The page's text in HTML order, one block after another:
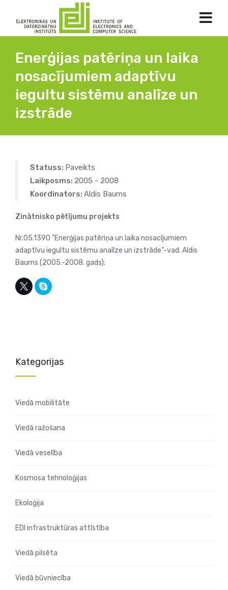
Enerģijas patēriņa un laika
nosacījumiem adaptīvu
iegultu sistēmu analīze un
izstrāde
Statuss: Paveikts
Laikposms: 2005 - 2008
Koordinators: Aldis Baums
Zinātnisko pētījumu projekts
Nr.05.1390 ”Enerģijas patēriņa un laika nosacījumiem
adaptīvu iegultu sistēmu analīze un izstrāde”-vad. Aldis
Baums (2005.-2008. gads);
Kategorijas
Viedā mobilitāte
Viedā ražošana
Viedā veselība
Kosmosa tehnoloģijas
Ekoloģija
EDI infrastruktūras attīstība
Viedā pilsēta
Viedā būvniecība